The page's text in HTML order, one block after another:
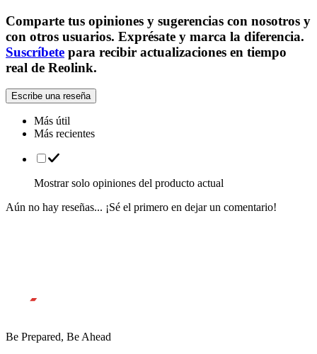
Comparte tus opiniones y sugerencias con nosotros y
con otros usuarios. Exprésate y marca la diferencia.
Suscríbete para recibir actualizaciones en tiempo
real de Reolink.
Escribe una reseña
Más útil
Más recientes
Mostrar solo opiniones del producto actual
Aún no hay reseñas... ¡Sé el primero en dejar un comentario!
Be Prepared, Be Ahead